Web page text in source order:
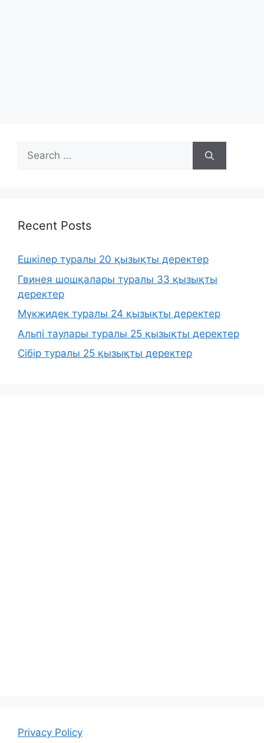
Search
for:
Recent Posts
Ешкілер туралы 20 қызықты деректер
Гвинея шошқалары туралы 33 қызықты
деректер
Мүкжидек туралы 24 қызықты деректер
Альпі таулары туралы 25 қызықты деректер
Сібір туралы 25 қызықты деректер
Privacy Policy